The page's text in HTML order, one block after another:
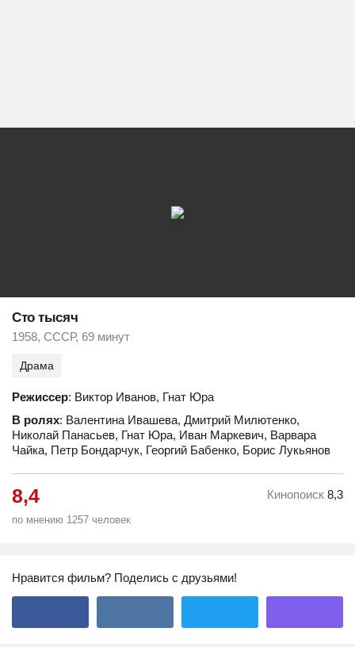
Сто тысяч
1958, СССР, 69 минут
Драма
Режиссер: Виктор Иванов, Гнат Юра
В ролях: Валентина Ивашева, Дмитрий Милютенко,
Николай Панасьев, Гнат Юра, Иван Маркевич, Варвара
Чайка, Петр Бондарчук, Георгий Бабенко, Борис Лукьянов
8,4
по мнению 1257 человек
Кинопоиск 8,3
Нравится фильм? Поделись с друзьями!